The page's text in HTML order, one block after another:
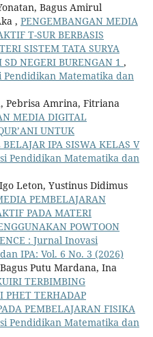
Bagus Amirul
, PENGEMBANGAN MEDIA
T-SUR BERBASIS
SISTEM TATA SURYA
NEGERI BURENGAN 1 ,
Pendidikan Matematika dan
Pebrisa Amrina, Fitriana
MEDIA DIGITAL
UNTUK
IPA SISWA KELAS V
Pendidikan Matematika dan
Leton, Yustinus Didimus
PEMBELAJARAN
PADA MATERI
POWTOON
: Jurnal Inovasi
IPA: Vol. 6 No. 3 (2026)
Putu Mardana, Ina
TERBIMBING
PHET TERHADAP
PEMBELAJARAN FISIKA
Pendidikan Matematika dan